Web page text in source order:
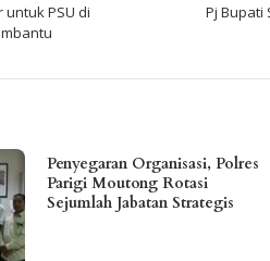
untuk PSU di
Pj Bupati
Penyegaran Organisasi, Polres
Parigi Moutong Rotasi
Sejumlah Jabatan Strategis